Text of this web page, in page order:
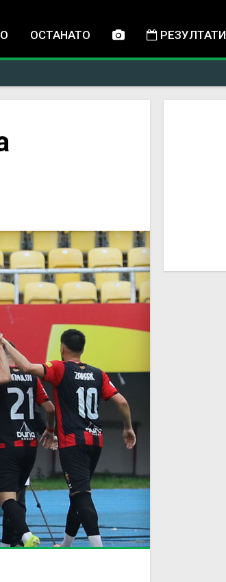
ОСТАНАТО РЕЗУЛТАТИ